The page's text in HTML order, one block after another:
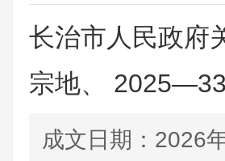
长治市人民政府
宗地、
成文日期： 2026